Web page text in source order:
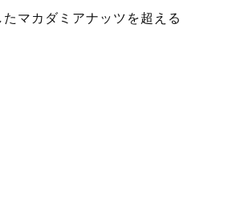
マカダミアナッツを超える